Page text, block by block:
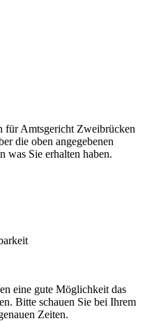
für Amtsgericht Zweibrücken
die oben angegebenen
was Sie erhalten haben.
eine gute Möglichkeit das
Bitte schauen Sie bei Ihrem
Zeiten.